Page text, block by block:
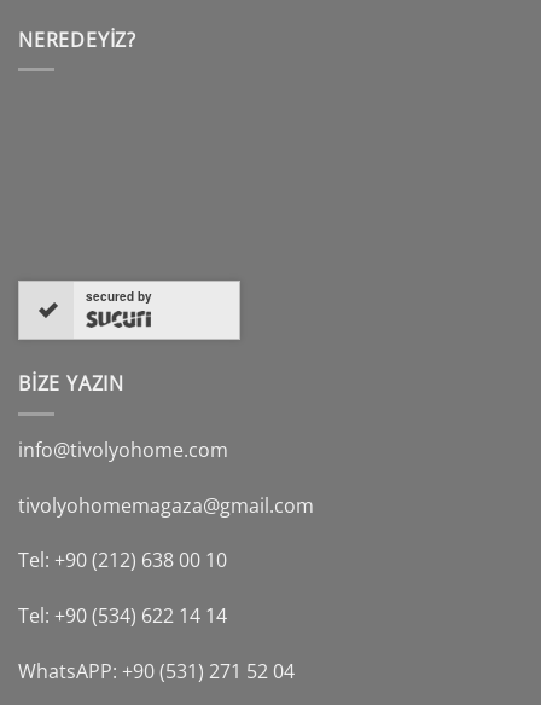
için
NEREDEYIZ?
secured by
BİZE YAZIN
info@tivolyohome.com
tivolyohomemagaza@gmail.com
Tel: +90 (212) 638 00 10
Tel: +90 (534) 622 14 14
WhatsAPP: +90 (531) 271 52 04